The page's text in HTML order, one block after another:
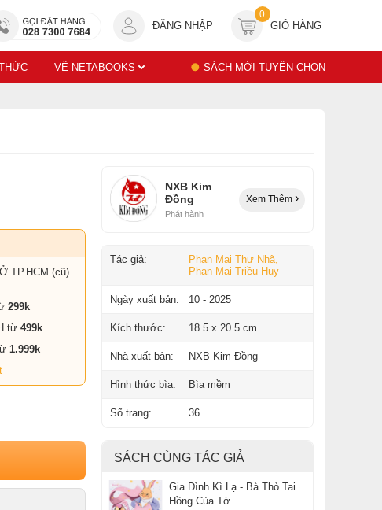
ĐĂNG NHẬP
0
GIỎ HÀNG
VỀ NETABOOKS SÁCH MỚI TUYỂN CHỌN
TP.HCM (cũ)
299k
từ 499k
1.999k
NXB Kim
Đồng
Phát hành
Xem Thêm
Tác giả:
Phan Mai Thư Nhã,
Phan Mai Triều Huy
Ngày xuất bản: 10 - 2025
Kích thước: 18.5 x 20.5 cm
Nhà xuất bản: NXB Kim Đồng
Hình thức bìa: Bìa mềm
Số trang: 36
SÁCH CÙNG TÁC GIẢ
Gia Đình Kì Lạ - Bà Thỏ Tai
Hồng Của Tớ